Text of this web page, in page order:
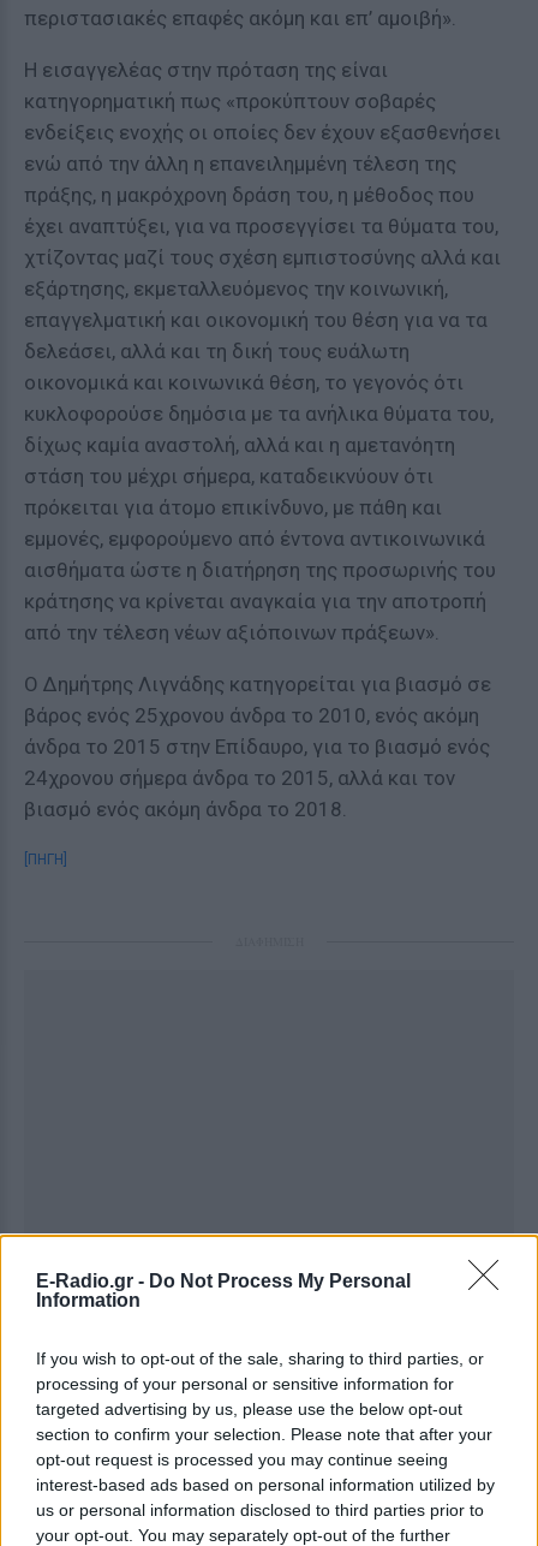
E-Radio.gr - Do Not Process My Personal
Information
If you wish to opt-out of the sale, sharing to third parties, or
processing of your personal or sensitive information for
targeted advertising by us, please use the below opt-out
section to confirm your selection. Please note that after your
opt-out request is processed you may continue seeing
interest-based ads based on personal information utilized by
us or personal information disclosed to third parties prior to
your opt-out. You may separately opt-out of the further
περιστασιακές επαφές ακόμη και επ’ αμοιβή».
Η εισαγγελέας στην πρόταση της είναι
κατηγορηματική πως «προκύπτουν σοβαρές
ενδείξεις ενοχής οι οποίες δεν έχουν εξασθενήσει
ενώ από την άλλη η επανειλημμένη τέλεση της
πράξης, η μακρόχρονη δράση του, η μέθοδος που
έχει αναπτύξει, για να προσεγγίσει τα θύματα του,
χτίζοντας μαζί τους σχέση εμπιστοσύνης αλλά και
εξάρτησης, εκμεταλλευόμενος την κοινωνική,
επαγγελματική και οικονομική του θέση για να τα
δελεάσει, αλλά και τη δική τους ευάλωτη
οικονομικά και κοινωνικά θέση, το γεγονός ότι
κυκλοφορούσε δημόσια με τα ανήλικα θύματα του,
δίχως καμία αναστολή, αλλά και η αμετανόητη
στάση του μέχρι σήμερα, καταδεικνύουν ότι
πρόκειται για άτομο επικίνδυνο, με πάθη και
εμμονές, εμφορούμενο από έντονα αντικοινωνικά
αισθήματα ώστε η διατήρηση της προσωρινής του
κράτησης να κρίνεται αναγκαία για την αποτροπή
από την τέλεση νέων αξιόποινων πράξεων».
Ο Δημήτρης Λιγνάδης κατηγορείται για βιασμό σε
βάρος ενός 25χρονου άνδρα το 2010, ενός ακόμη
άνδρα το 2015 στην Επίδαυρο, για το βιασμό ενός
24χρονου σήμερα άνδρα το 2015, αλλά και τον
βιασμό ενός ακόμη άνδρα το 2018.
[ΠΗΓΗ]
Ακολουθήστε το E-Radio.gr στοGoogle News
και μάθετε πρώτοιτα πιο hot νέα.